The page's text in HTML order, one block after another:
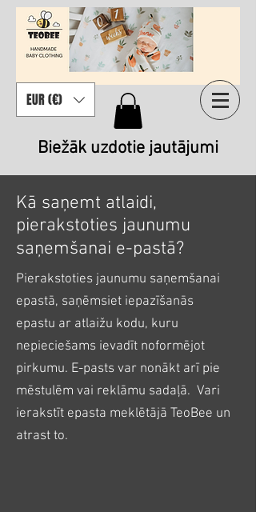
EUR (€)
Biežāk uzdotie jautājumi
Kā saņemt atlaidi,
pierakstoties jaunumu
saņemšanai e-pastā?
Pierakstoties jaunumu saņemšanai
epastā, saņēmsiet iepazīšanās
epastu ar atlaižu kodu, kuru
nepieciešams ievadīt noformējot
pirkumu. E-pasts var nonākt arī pie
mēstulēm vai reklāmu sadaļā. Vari
ierakstīt epasta meklētājā TeoBee un
atrast to.